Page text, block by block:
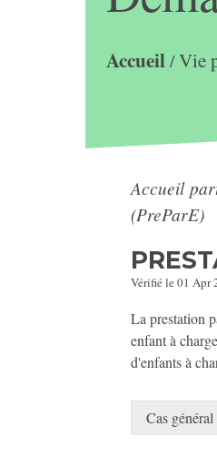
Accueil/Vie
Accueil
(PreParE)
Vérifié le 01 Apr
La prestation
enfant à
d'enfants à
Cas général